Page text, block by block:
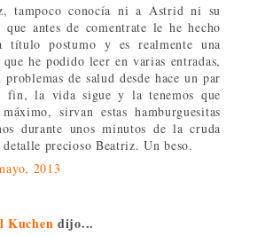
tampoco conocía ni a Astrid ni su
antes de comentrate le he hecho
título postumo y es realmente una
he podido leer en varias entradas,
de salud desde hace un par
fin, la vida sigue y la tenemos que
sirvan estas hamburguesitas
durante unos minutos de la cruda
precioso Beatriz. Un beso.
2013
Kuchen dijo...